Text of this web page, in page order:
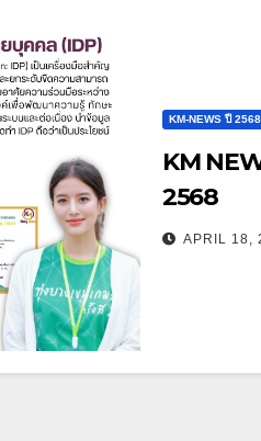
KM-NEWS ปี 2568
KM
2568
APRIL 18,